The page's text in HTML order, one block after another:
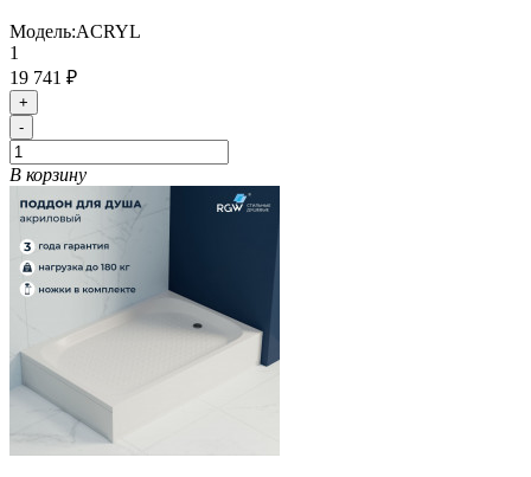
Модель:ACRYL
1
19 741 ₽
+
-
В корзину